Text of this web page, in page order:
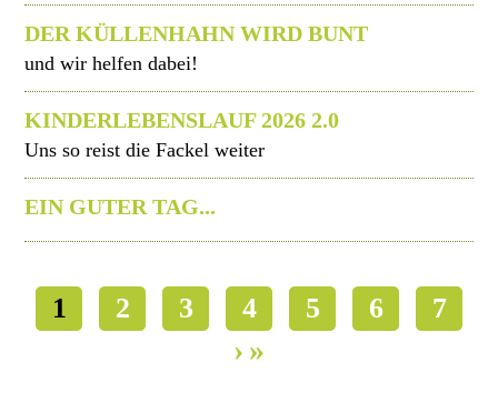
DER KÜLLENHAHN WIRD BUNT
und wir helfen dabei!
KINDERLEBENSLAUF 2026 2.0
Uns so reist die Fackel weiter
EIN GUTER TAG...
1 2 3 4 5 6 7